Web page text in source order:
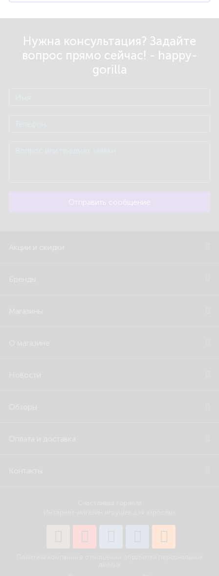
Нужна консультация? Задайте
вопрос прямо сейчас! - happy-
gorilla
Отправить сообщение
Акции и скидки
Бренды
Магазины
О магазине
Новости
Обзоры
Оплата и доставка
Контакты